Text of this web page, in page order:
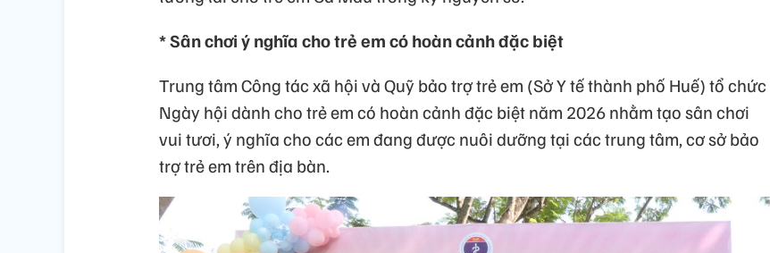
* Sân chơi ý nghĩa cho trẻ em có hoàn cảnh đặc biệt
Trung tâm Công tác xã hội và Quỹ bảo trợ trẻ em (Sở Y tế thành phố Huế) tổ chức
Ngày hội dành cho trẻ em có hoàn cảnh đặc biệt năm 2026 nhằm tạo sân chơi
vui tươi, ý nghĩa cho các em đang được nuôi dưỡng tại các trung tâm, cơ sở bảo
trợ trẻ em trên địa bàn.